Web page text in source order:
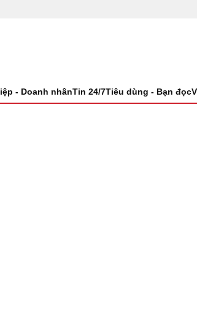
- Doanh nhânTin 24/7Tiêu dùng - Bạn đọc